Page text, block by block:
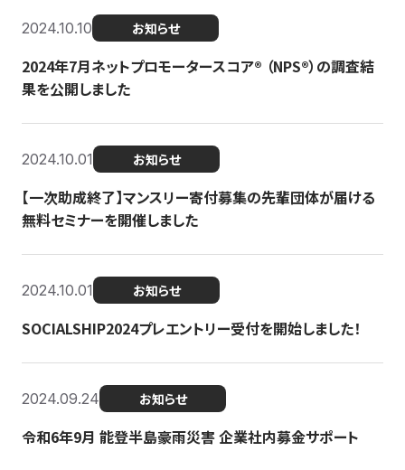
2024.10.10 お知らせ
2024年7月ネットプロモータースコア®︎ （NPS®︎）の調査結
果を公開しました
2024.10.01 お知らせ
【一次助成終了】マンスリー寄付募集の先輩団体が届ける
無料セミナーを開催しました
2024.10.01 お知らせ
SOCIALSHIP2024プレエントリー受付を開始しました！
2024.09.24 お知らせ
令和6年9月 能登半島豪雨災害 企業社内募金サポート